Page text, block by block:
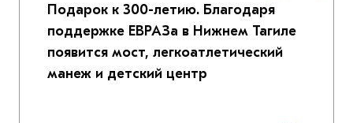
Подарок к 300-летию. Благодаря
поддержке ЕВРАЗа в Нижнем Тагиле
появится мост, легкоатлетический
манеж и детский центр